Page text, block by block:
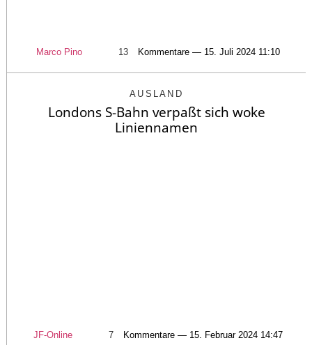
Marco Pino 13 Kommentare — 15. Juli 2024 11:10
AUSLAND
Londons S-Bahn verpaßt sich woke
Liniennamen
JF-Online 7 Kommentare — 15. Februar 2024 14:47